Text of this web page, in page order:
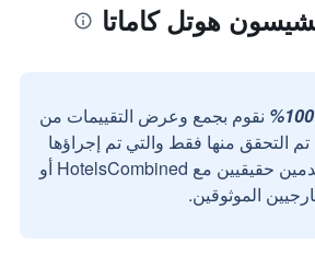
هوتل كاماتا
نقوم بجمع وعرض التقييمات من
التحقق منها فقط والتي تم إجراؤها
بواسطة مستخدمين حقيقيين مع HotelsCombined أو
الموثوقين.